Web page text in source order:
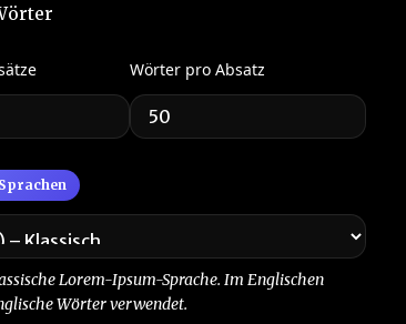
Wörter pro Absatz
Lorem-Ipsum-Sprache. Im Englischen
Wörter verwendet.